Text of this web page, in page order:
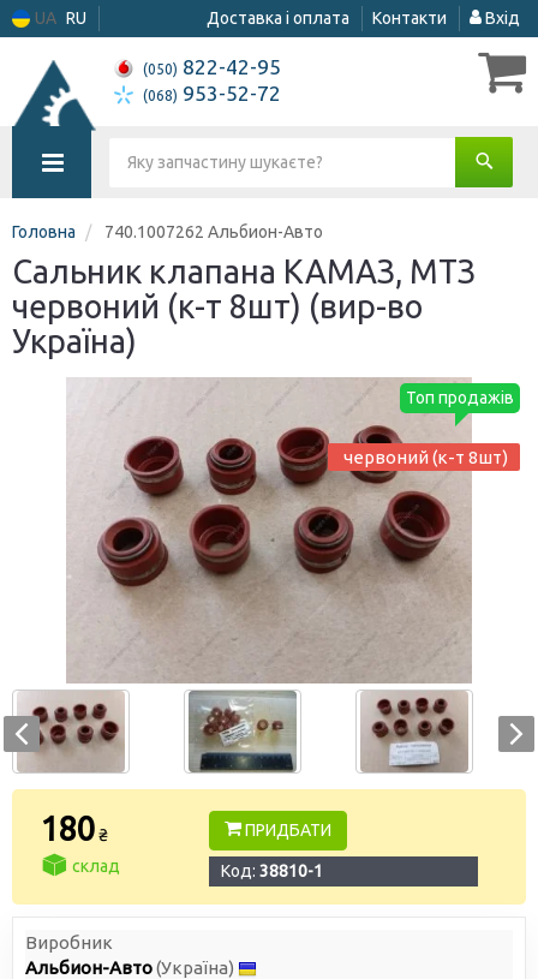
UA RU Доставка і оплата Контакти Вхід
(050) 822-42-95
(068) 953-52-72
Головна 740.1007262 Альбион-Авто
Сальник клапана КАМАЗ, МТЗ
червоний (к-т 8шт) (вир-во
Україна)
Топ продажів
червоний (к-т 8шт)
180₴
склад
ПРИДБАТИ
Код: 38810-1
Виробник
Альбион-Авто(Україна)